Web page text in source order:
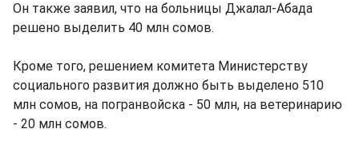
Он также заявил, что на больницы Джалал-Абада
решено выделить 40 млн сомов.
Кроме того, решением комитета Министерству
социального развития должно быть выделено 510
млн сомов, на погранвойска - 50 млн, на ветеринарию
- 20 млн сомов.